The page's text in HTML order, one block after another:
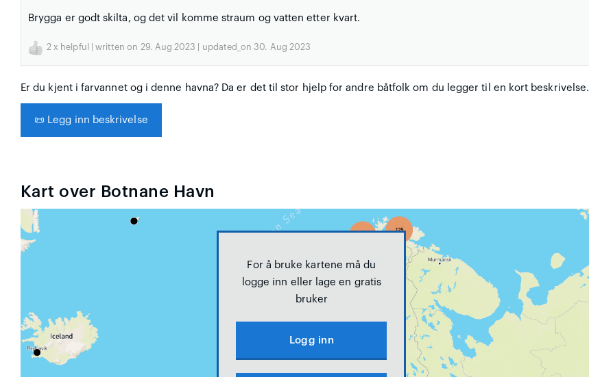
Brygga er godt skilta, og det vil komme straum og vatten etter kvart.
2 x helpful | written on 29. Aug 2023 | updated_on 30. Aug 2023
Er du kjent i farvannet og i denne havna? Da er det til stor hjelp for andre båtfolk om du legger til en kort beskrivelse.
📜 Legg inn beskrivelse
Kart over Botnane Havn
For å bruke kartene må du
logge inn eller lage en gratis
bruker
Logg inn